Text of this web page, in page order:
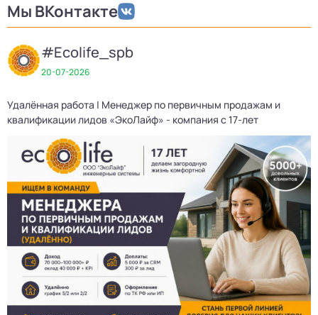
Мы ВКонтакте
#Ecolife_spb
20-07-2026
Удалённая работа | Менеджер по первичным продажам и
квалификации лидов «ЭкоЛайф» - компания с 17-лет